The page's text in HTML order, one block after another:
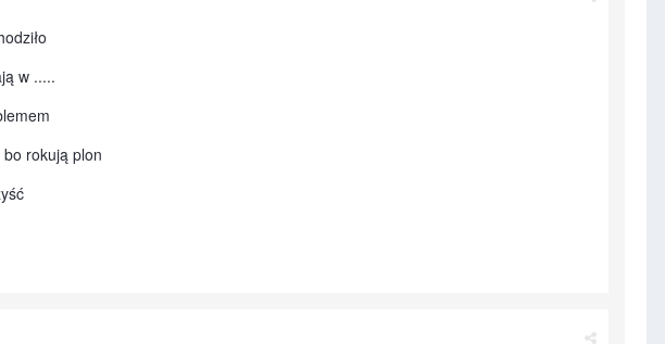
w .....
rokują plon